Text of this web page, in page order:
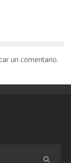
un comentario.